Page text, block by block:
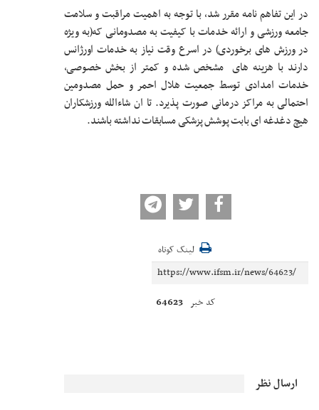
در این تفاهم نامه مقرر شد، با توجه به اهمیت مراقبت و سلامت
جامعه ورزشی و ارائه خدمات با کیفیت به مصدومانی که(به ویژه
در ورزش های برخوردی) در اسرع وقت نیاز به خدمات اورژانس
دارند با هزینه های مشخص شده و کمتر از بخش خصوصی،
خدمات امدادی توسط جمعیت هلال احمر و حمل مصدومین
احتمالی به مراکز درمانی صورت پذیرد. تا ان شاءالله ورزشکاران
هیچ دغدغه ای بابت پوشش پزشکی مسابقات نداشته باشند.
لینک کوتاه
کد خبر 64623
ارسال نظر